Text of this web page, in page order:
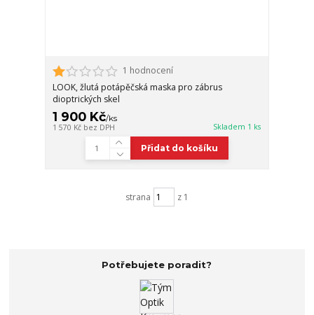
1 hodnocení
LOOK, žlutá potápěčská maska pro zábrus
dioptrických skel
1 900 Kč/ks
1 570 Kč bez DPH Skladem 1 ks
Přidat do košíku
strana z 1
Potřebujete poradit?